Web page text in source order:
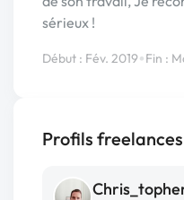
sérieux !
Début : Fév. 2019•Fin :
Profils